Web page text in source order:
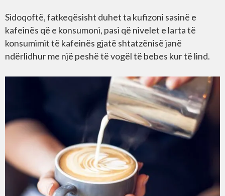
Sidoqoftë, fatkeqësisht duhet ta kufizoni sasinë e
kafeinës që e konsumoni, pasi që nivelet e larta të
konsumimit të kafeinës gjatë shtatzënisë janë
ndërlidhur me një peshë të vogël të bebes kur të lind.